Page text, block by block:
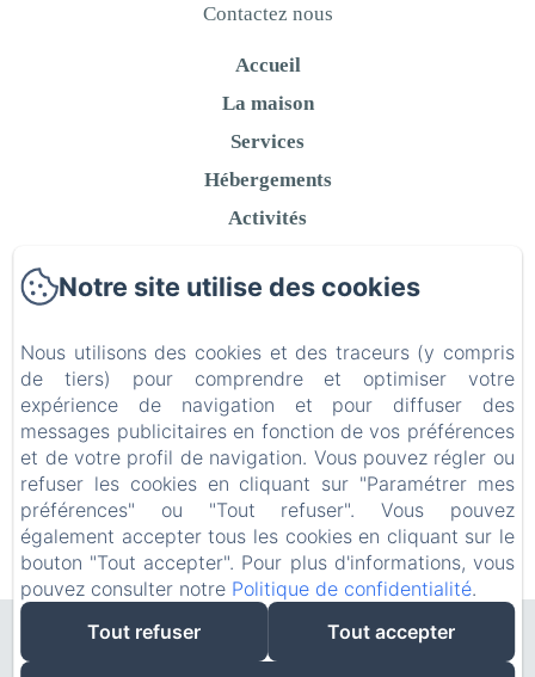
Contactez nous
Accueil
La maison
Services
Hébergements
Activités
Politique de confidentialité
Informations sur les cookies
EN FR
Créé par Amenitiz
Notre site utilise des cookies
Nous utilisons des cookies et des traceurs (y compris
de tiers) pour comprendre et optimiser votre
expérience de navigation et pour diffuser des
messages publicitaires en fonction de vos préférences
et de votre profil de navigation. Vous pouvez régler ou
refuser les cookies en cliquant sur "Paramétrer mes
préférences" ou "Tout refuser". Vous pouvez
également accepter tous les cookies en cliquant sur le
bouton "Tout accepter". Pour plus d'informations, vous
pouvez consulter notre Politique de confidentialité.
Tout refuser
Tout accepter